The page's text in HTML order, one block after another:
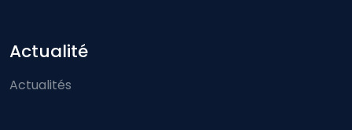
Actualité
Actualités